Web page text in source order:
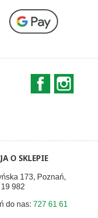
Facebook
O SKLEPIE
173, Poznań,
982
do nas: 727 61 61